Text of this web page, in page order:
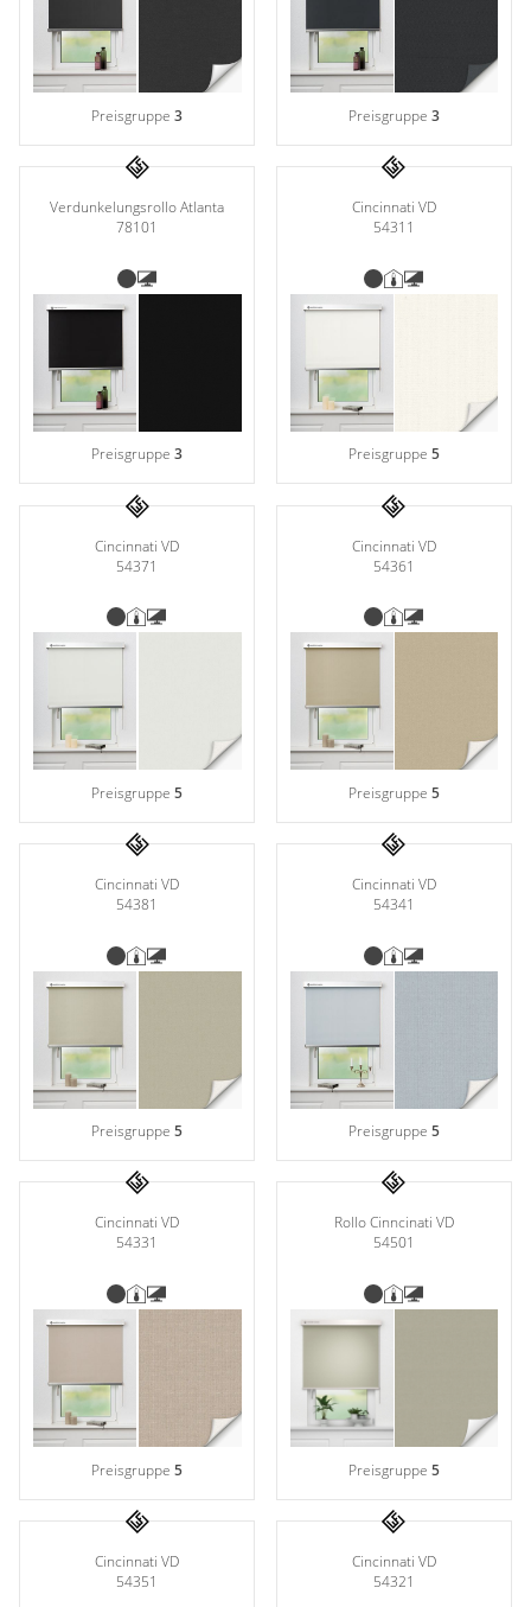
Preisgruppe3 Preisgruppe 3
Verdunkelungsrollo Atlanta
78101
Preisgruppe3
Cincinnati VD
54311
Preisgruppe 5
Cincinnati VD
54371
Preisgruppe5
Cincinnati VD
54361
Preisgruppe 5
Cincinnati VD
54381
Preisgruppe5
Cincinnati VD
54341
Preisgruppe 5
Cincinnati VD
54331
Preisgruppe5
Rollo Cinncinati VD
54501
Preisgruppe 5
Cincinnati VD
54351
Cincinnati VD
54321